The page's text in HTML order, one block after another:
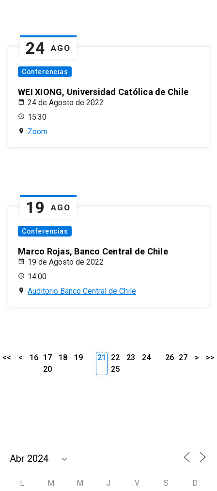
24 AGO
Conferencias
WEI XIONG, Universidad Católica de Chile
24 de Agosto de 2022
15:30
Zoom
19 AGO
Conferencias
Marco Rojas, Banco Central de Chile
19 de Agosto de 2022
14:00
Auditorio Banco Central de Chile
<< < 16 17 18
19
20
21 22 23
24
25
26 27 > >>
L M M J V S D